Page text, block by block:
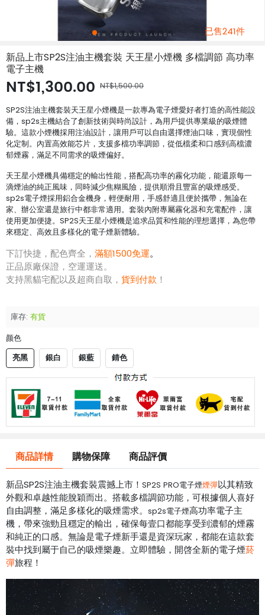
已售241件
新品上市SP2S注油主機套裝 天王星小煙機 多檔調節 高功率
電子主機
NT$1,300.00 NT$1,500.00
SP2S注油主機套裝天王星小煙機是一款專為電子煙愛好者打造的高性能設
備，sp2s主機結合了創新技術與時尚設計，為用戶提供專業級的吸煙體
驗。這款小煙機採用注油設計，讓用戶可以自由選擇煙油口味，實現個性
化定制。內置高效能芯片，支援多檔功率調節，從低檔柔和口感到高檔濃
郁煙霧，滿足不同需求的吸煙偏好。
天王星小煙機具備穩定的輸出性能，搭配高功率的霧化功能，能還原每一
滴煙油的純正風味，同時減少焦糊風險，提供順滑且豐富的吸煙感受。
sp2s電子煙採用鋁合金機身，輕便耐用，手感舒適且便於攜帶，無論在
家、辦公室還是旅行中都非常適用。套裝內附專屬霧化器和充電配件，讓
使用更加便捷。SP2S天王星小煙機是追求品質和性能的理想選擇，為您帶
來穩定、高效且多樣化的電子煙新體驗。
下訂快捷，配色齊全， 滿額1500免運。
正品原廠保證，空運運送。
支持黑貓宅配以及超商自取， 貨到付款 ！
庫存: 有貨
颜色
亮黑 銀白 銀藍 錆色
商品詳情 購物保障 商品評價
新品SP2S注油主機套裝震撼上市！ SP2S PRO電子煙煙彈以其精致
外觀和卓越性能脫穎而出。搭載多檔調節功能，可根據個人喜好
自由調整，滿足多樣化的吸煙需求。 sp2s電子煙高功率電子主
機，帶來強勁且穩定的輸出，確保每壹口都能享受到濃郁的煙霧
和純正的口感。無論是電子煙新手還是資深玩家，都能在這款套
裝中找到屬于自己的吸煙樂趣。立即體驗，開啓全新的電子煙菸
彈旅程！